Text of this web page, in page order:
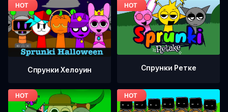
Спрунки Хелоуин Спрунки Ретке